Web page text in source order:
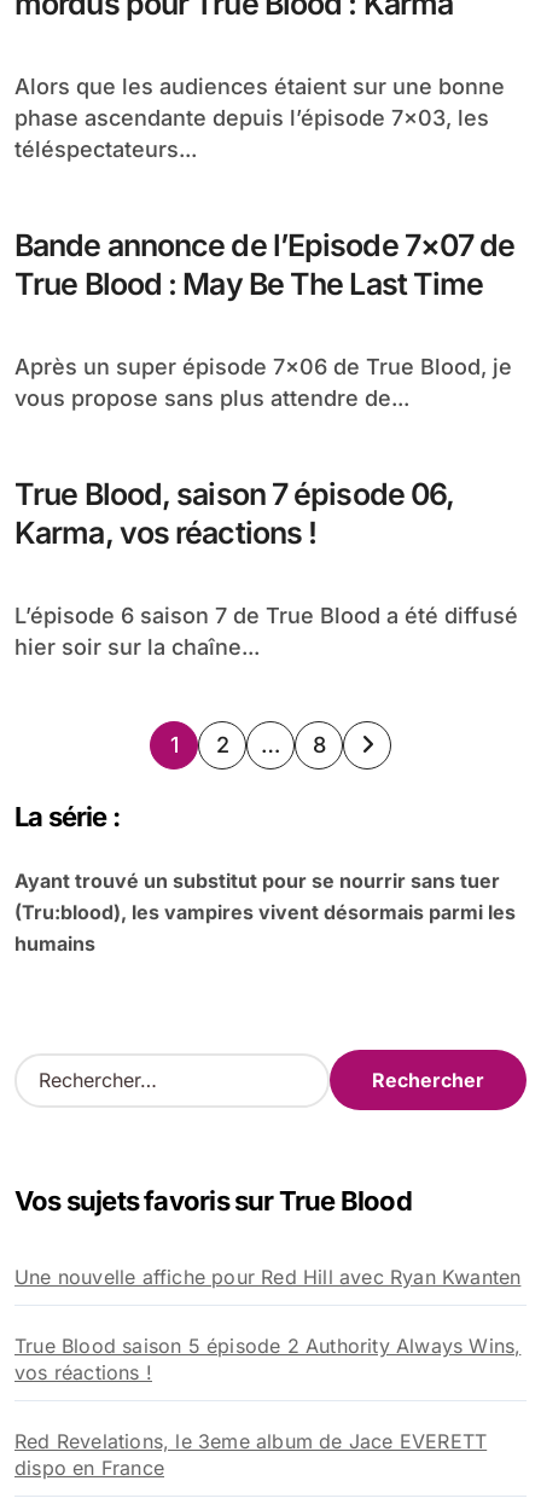
Alors que les audiences étaient sur une bonne
phase ascendante depuis l’épisode 7×03, les
téléspectateurs...
Bande annonce de l’Episode 7×07 de
True Blood : May Be The Last Time
Après un super épisode 7×06 de True Blood, je
vous propose sans plus attendre de...
True Blood, saison 7 épisode 06,
Karma, vos réactions !
L’épisode 6 saison 7 de True Blood a été diffusé
hier soir sur la chaîne...
Pagination
1 2 … 8
La série :
Ayant trouvé un substitut pour se nourrir sans tuer
(Tru:blood), les vampires vivent désormais parmi les
humains
R
e
r
e
r
:
Vos sujets favoris sur True Blood
Une nouvelle affiche pour Red Hill avec Ryan Kwanten
True Blood saison 5 épisode 2 Authority Always Wins,
vos réactions !
Red Revelations, le 3eme album de Jace EVERETT
dispo en France